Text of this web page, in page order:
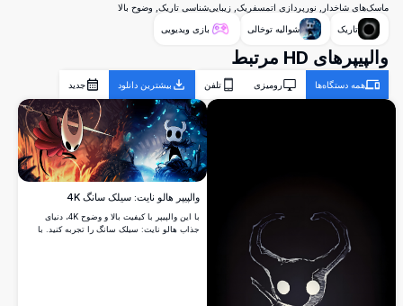
ماسک‌های شاخدار, نورپردازی اتمسفریک, زیبایی‌شناسی تاریک, وضوح بالا
تاریک
شوالیه توخالی بازی ویدیویی
والپیپرهای HD مرتبط
همه دستگاه‌ها رومیزی تلفن بیشترین دانلود جدید
والپیپر هالو نایت: سیلک سانگ 4K
با این والپیپر با کیفیت بالا و وضوح 4K، دنیای
جذاب هالو نایت: سیلک سانگ را تجربه کنید. با